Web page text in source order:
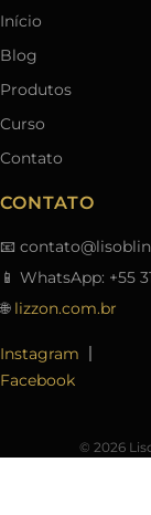
Início
Blog
Produtos
Curso
Contato
CONTATO
📧
📱 WhatsApp: +55
🌐 lizzon.com.br
Instagram |
Facebook
© 2026